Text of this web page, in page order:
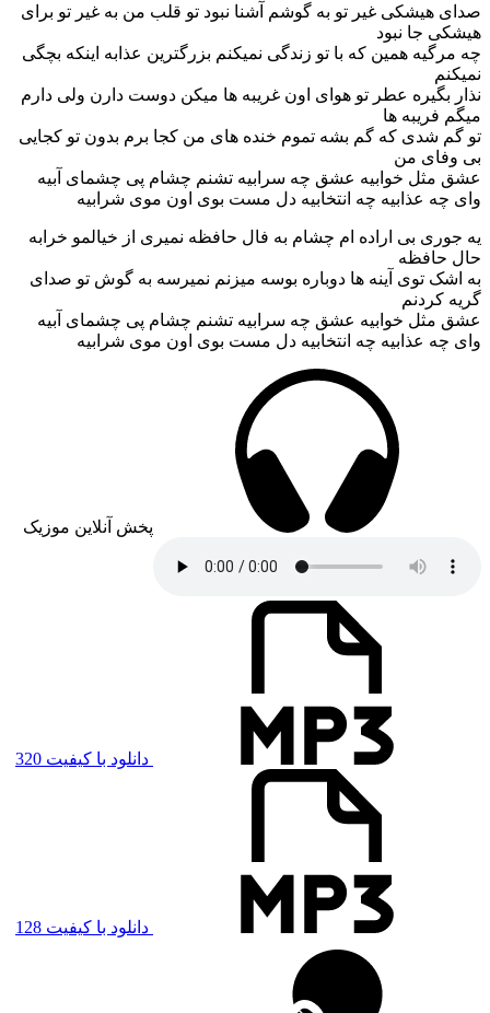
صدای هیشکی غیر تو به گوشم آشنا نبود تو قلب من به غیر تو برای
هیشکی جا نبود
چه مرگیه همین که با تو زندگی نمیکنم بزرگترین عذابه اینکه بچگی
نمیکنم
نذار بگیره عطر تو هوای اون غریبه ها میکن دوست دارن ولی دارم
میگم فریبه ها
تو گم شدی که گم بشه تموم خنده های من کجا برم بدون تو کجایی
بی وفای من
عشق مثل خوابیه عشق چه سرابیه تشنم چشام پی چشمای آبیه
وای چه عذابیه چه انتخابیه دل مست بوی اون موی شرابیه
یه جوری بی اراده ام چشام به فال حافظه نمیری از خیالمو خرابه
حال حافظه
به اشک توی آینه ها دوباره بوسه میزنم نمیرسه به گوش تو صدای
گریه کردنم
عشق مثل خوابیه عشق چه سرابیه تشنم چشام پی چشمای آبیه
وای چه عذابیه چه انتخابیه دل مست بوی اون موی شرابیه
پخش آنلاین موزیک
دانلود با کیفیت 320
دانلود با کیفیت 128